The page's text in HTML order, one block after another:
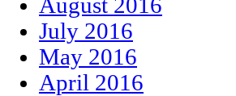
July 2016
May 2016
April 2016